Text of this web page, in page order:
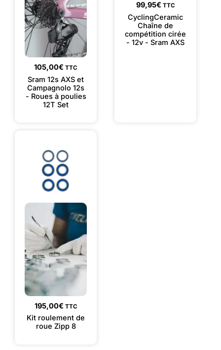
105,00€ TTC
Sram 12s AXS et
Campagnolo 12s
- Roues à poulies
12T Set
99,95€ TTC
CyclingCeramic
Chaîne de
compétition cirée
- 12v - Sram AXS
195,00€ TTC
Kit roulement de
roue Zipp 8